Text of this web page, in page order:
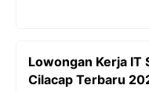
Lowongan Kerja IT
Cilacap Terbaru